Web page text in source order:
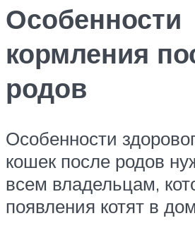
Особенности
кормления
родов
Особенности
кошек после родов
всем владельцам,
появления котят в